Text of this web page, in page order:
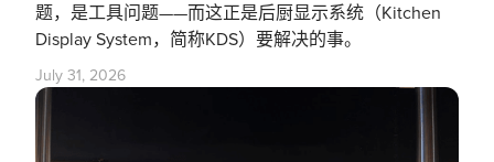
题，是工具问题——而这正是后厨显示系统（Kitchen
Display System，简称KDS）要解决的事。
July 31, 2026